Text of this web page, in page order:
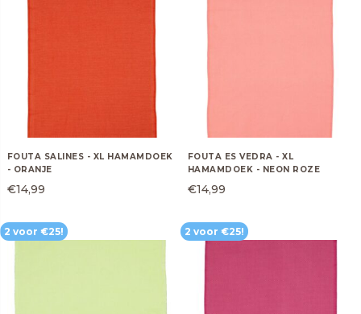
Kinderen
Koken
Liefde
Happy Socks
Woonaccessoires
FOUTA SALINES - XL HAMAMDOEK
- ORANJE
€14,99
FOUTA ES VEDRA - XL
HAMAMDOEK - NEON ROZE
€14,99